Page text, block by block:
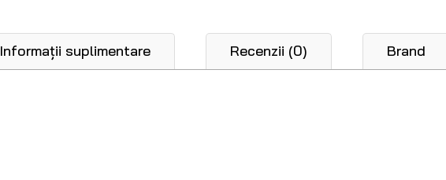
Informații suplimentare Recenzii (0) Brand